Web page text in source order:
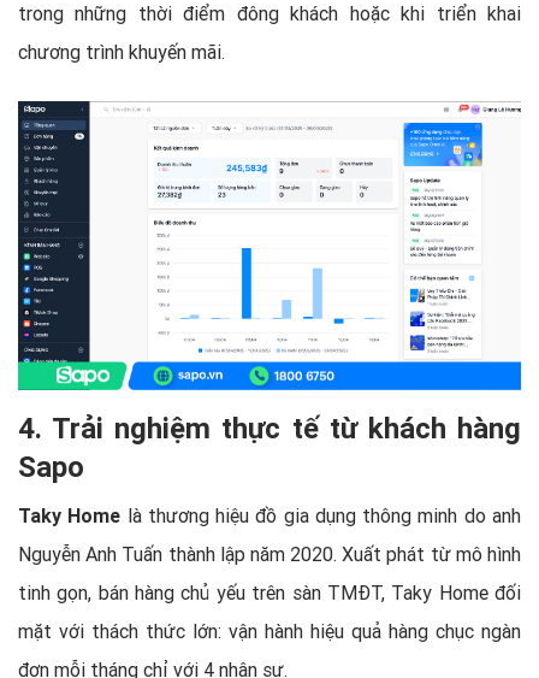
trong những thời điểm đông khách hoặc khi triển khai
chương trình khuyến mãi.
4. Trải nghiệm thực tế từ khách hàng
Sapo
Taky Home là thương hiệu đồ gia dụng thông minh do anh
Nguyễn Anh Tuấn thành lập năm 2020. Xuất phát từ mô hình
tinh gọn, bán hàng chủ yếu trên sàn TMĐT, Taky Home đối
mặt với thách thức lớn: vận hành hiệu quả hàng chục ngàn
đơn mỗi tháng chỉ với 4 nhân sự.